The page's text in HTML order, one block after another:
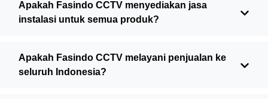
Apakah Fasindo CCTV menyediakan jasa
instalasi untuk semua produk?
Apakah Fasindo CCTV melayani penjualan ke
seluruh Indonesia?